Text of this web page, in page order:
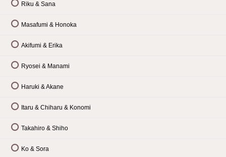
Riku & Sana
Masafumi & Honoka
Akifumi & Erika
Ryosei & Manami
Haruki & Akane
Itaru & Chiharu & Konomi
Takahiro & Shiho
Ko & Sora